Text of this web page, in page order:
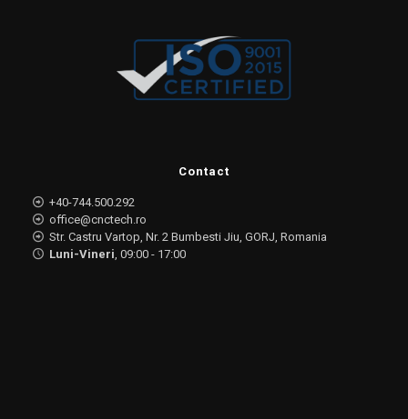
Contact
+40-744.500.292
office@cnctech.ro
Str. Castru Vartop, Nr. 2 Bumbesti Jiu, GORJ, Romania
Luni-Vineri, 09:00 - 17:00